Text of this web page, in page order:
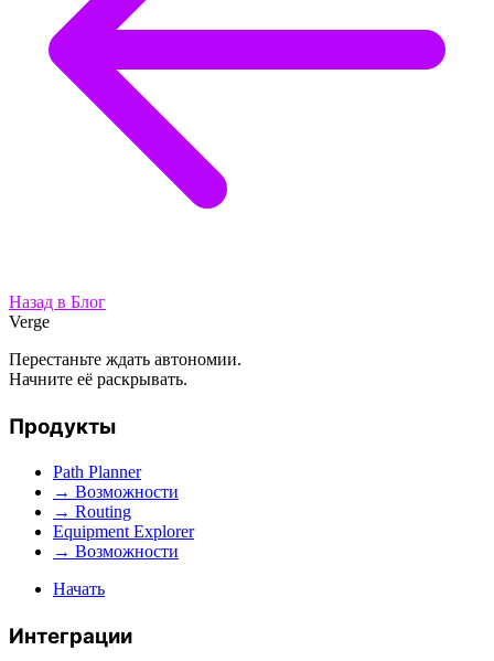
Назад в Блог
Verge
Перестаньте ждать автономии.
Начните её раскрывать.
Продукты
Path Planner
→ Возможности
→ Routing
Equipment Explorer
→ Возможности
Начать
Интеграции